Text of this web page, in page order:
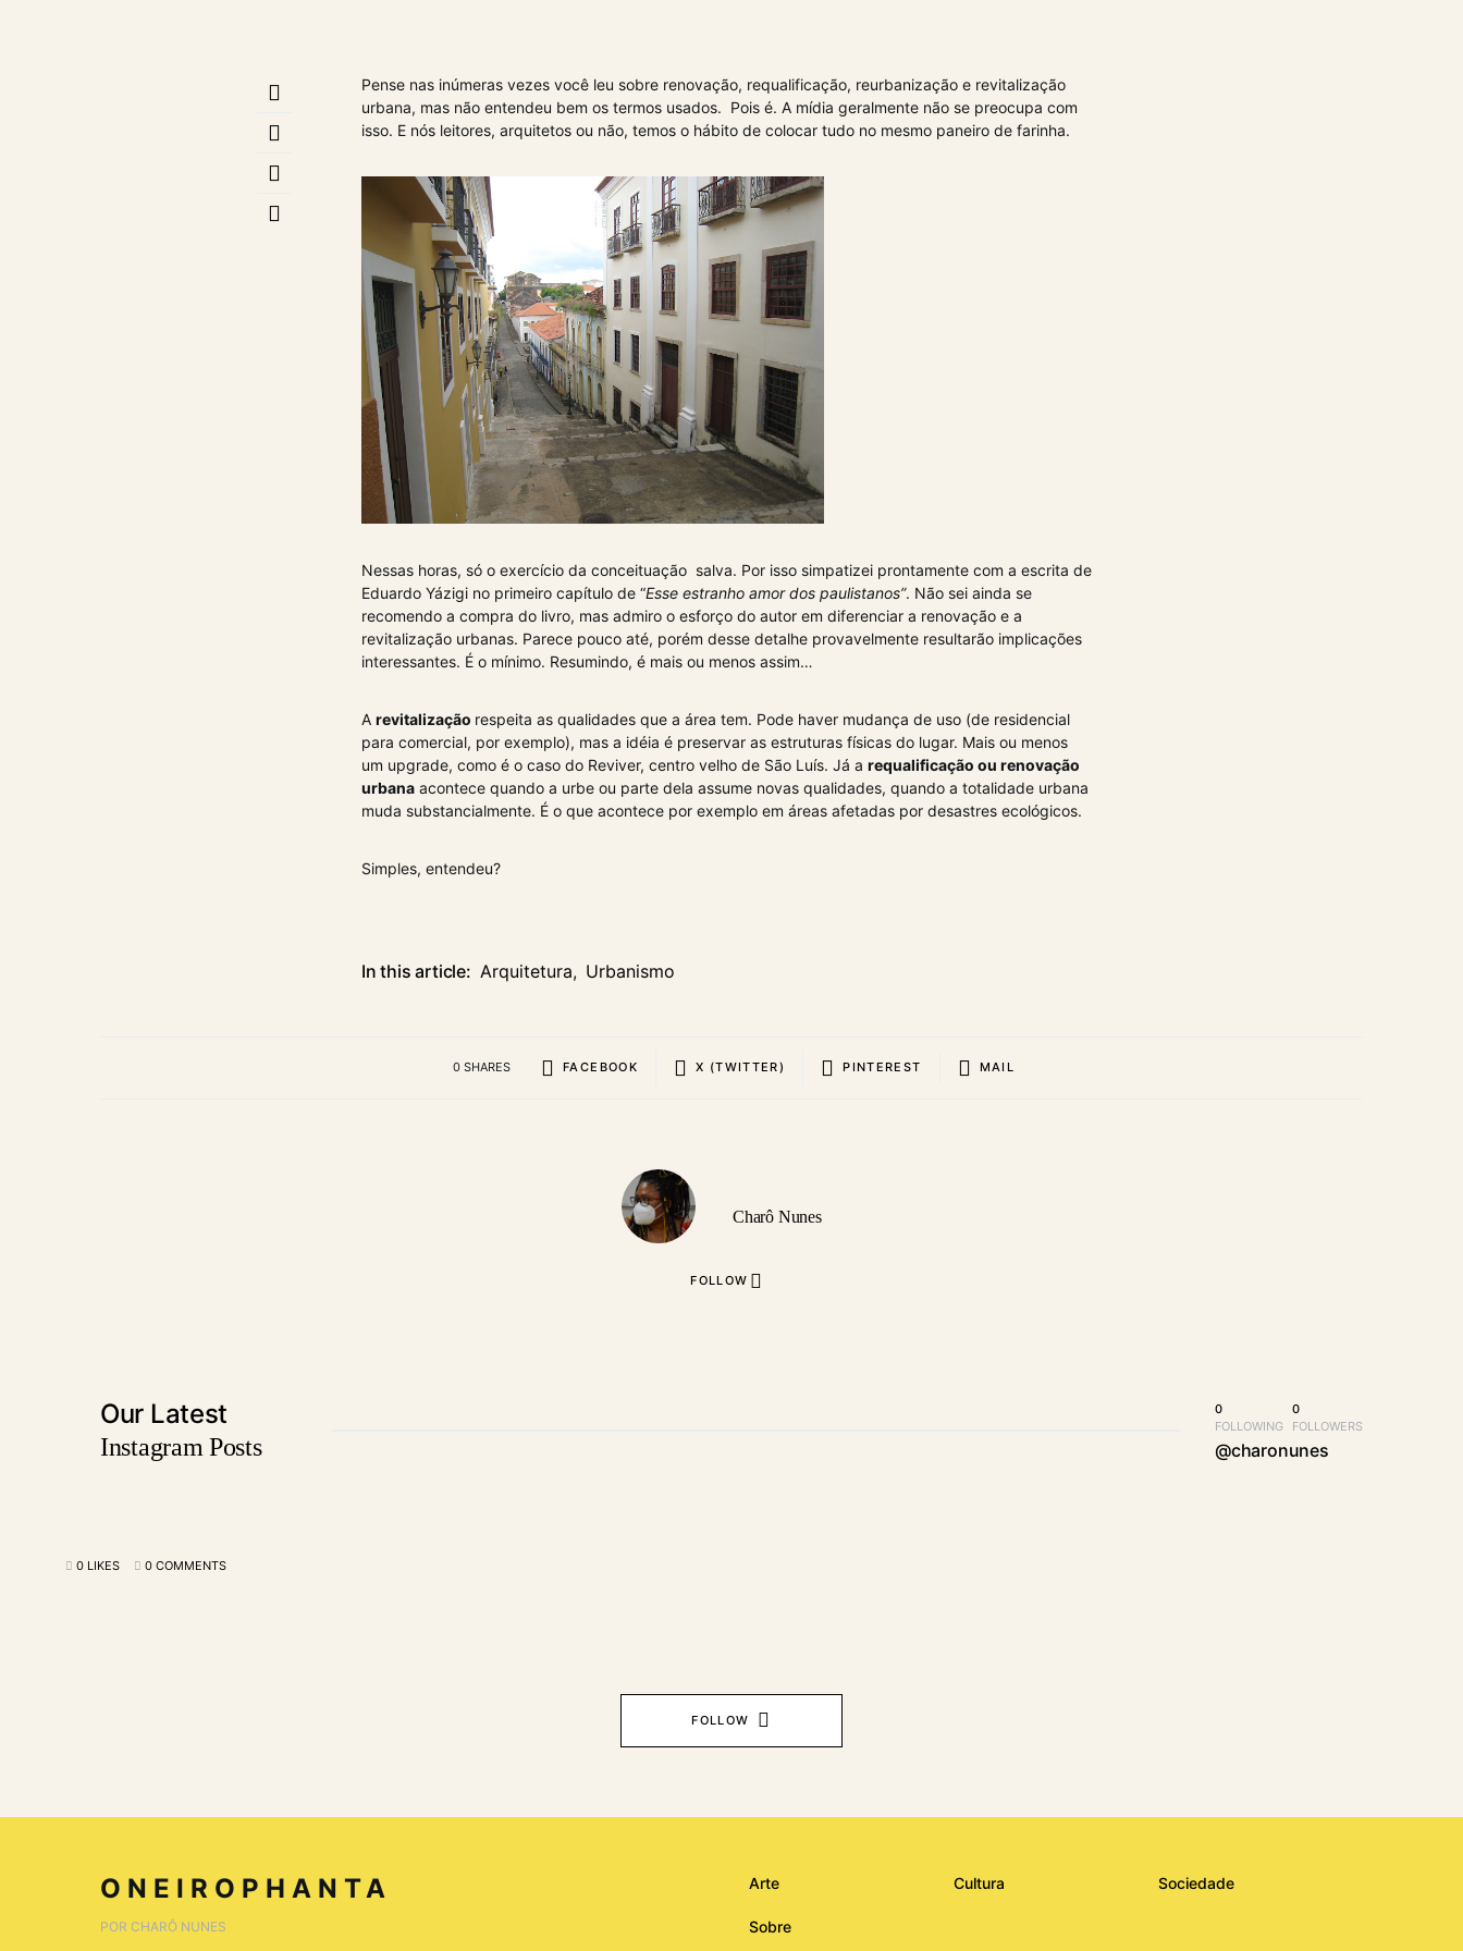
Pense nas inúmeras vezes você leu sobre renovação, requalificação, reurbanização e revitalização
urbana, mas não entendeu bem os termos usados. Pois é. A mídia geralmente não se preocupa com
isso. E nós leitores, arquitetos ou não, temos o hábito de colocar tudo no mesmo paneiro de farinha.
Nessas horas, só o exercício da conceituação salva. Por isso simpatizei prontamente com a escrita de
Eduardo Yázigi no primeiro capítulo de “Esse estranho amor dos paulistanos”. Não sei ainda se
recomendo a compra do livro, mas admiro o esforço do autor em diferenciar a renovação e a
revitalização urbanas. Parece pouco até, porém desse detalhe provavelmente resultarão implicações
interessantes. É o mínimo. Resumindo, é mais ou menos assim…
A revitalização respeita as qualidades que a área tem. Pode haver mudança de uso (de residencial
para comercial, por exemplo), mas a idéia é preservar as estruturas físicas do lugar. Mais ou menos
um upgrade, como é o caso do Reviver, centro velho de São Luís. Já a requalificação ou renovação
urbana acontece quando a urbe ou parte dela assume novas qualidades, quando a totalidade urbana
muda substancialmente. É o que acontece por exemplo em áreas afetadas por desastres ecológicos.
Simples, entendeu?
In this article: Arquitetura, Urbanismo
0 SHARES FACEBOOK X (TWITTER) PINTEREST MAIL
Charô Nunes
FOLLOW
Our Latest
Instagram Posts
0
FOLLOWING
0
FOLLOWERS
@charonunes
0 LIKES 0 COMMENTS
FOLLOW
ONEIROPHANTA
POR CHARÔ NUNES
Arte Cultura Sociedade
Sobre